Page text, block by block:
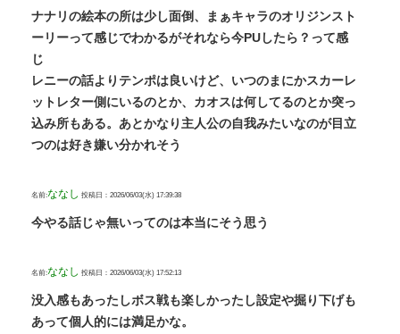
ナナリの絵本の所は少し面倒、まぁキャラのオリジンスト
ーリーって感じでわかるがそれなら今PUしたら？って感
じ
レニーの話よりテンポは良いけど、いつのまにかスカーレ
ットレター側にいるのとか、カオスは何してるのとか突っ
込み所もある。あとかなり主人公の自我みたいなのが目立
つのは好き嫌い分かれそう
名前:ななし 投稿日：2026/06/03(水) 17:39:38
今やる話じゃ無いってのは本当にそう思う
名前:ななし 投稿日：2026/06/03(水) 17:52:13
没入感もあったしボス戦も楽しかったし設定や掘り下げも
あって個人的には満足かな。